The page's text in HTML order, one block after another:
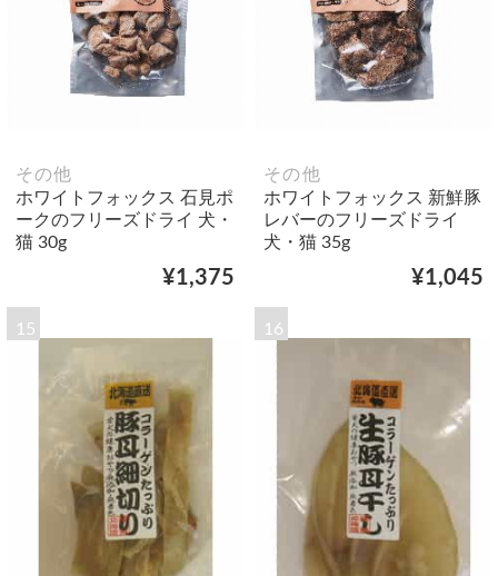
その他
ホワイトフォックス 石見ポ
ークのフリーズドライ 犬・
猫 30g
¥1,375
その他
ホワイトフォックス 新鮮豚
レバーのフリーズドライ
犬・猫 35g
¥1,045
15 16